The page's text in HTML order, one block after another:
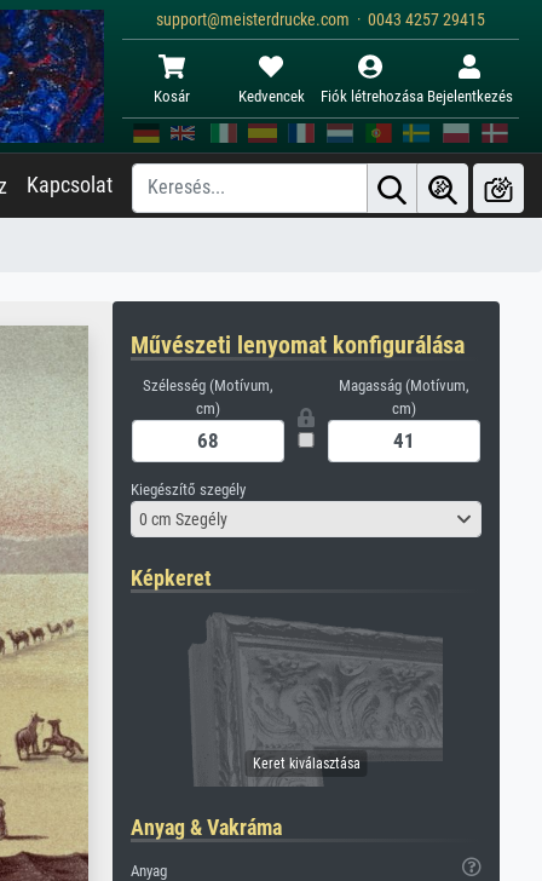
support@meisterdrucke.com · 0043 4257 29415
Kosár Kedvencek Fiók létrehozása Bejelentkezés
Kapcsolat
Művészeti lenyomat konfigurálása
Szélesség (Motívum,
cm)
Magasság (Motívum,
cm)
Kiegészítő szegély
0 cm Szegély
Képkeret
Anyag & Vakráma
Anyag